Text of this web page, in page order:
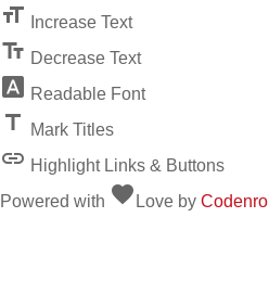
format_size Increase Text
text_fields Decrease Text
font_download Readable Font
title Mark Titles
link Highlight Links & Buttons
Powered with favorite Love by Codenroll